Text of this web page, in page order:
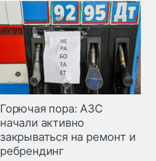
Горючая пора: АЗС
начали активно
закрываться на ремонт и
ребрендинг